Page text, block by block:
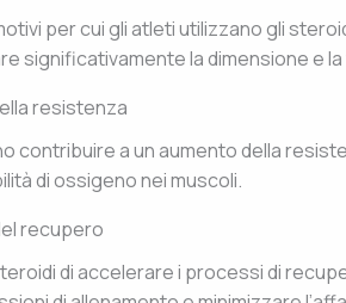
per cui gli atleti utilizzano gli
significativamente la dimensione e
resistenza
contribuire a un aumento della
di ossigeno nei muscoli.
recupero
di accelerare i processi di